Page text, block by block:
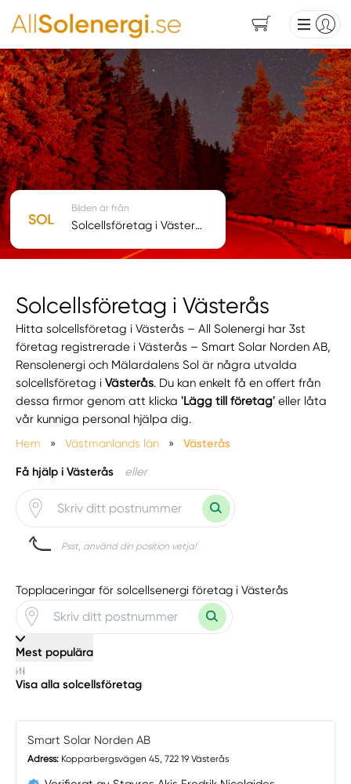
Solcellsföretag i Västerås
Hitta solcellsföretag i Västerås – All Solenergi har 3st
företag registrerade i Västerås – Smart Solar Norden AB,
Rensolenergi och Mälardalens Sol är några utvalda
solcellsföretag iVästerås. Du kan enkelt få en offert från
dessa firmor genom att klicka'Lägg till företag' eller låta
vår kunniga personal hjälpa dig.
Hem
» Västmanlands län » Västerås
Få hjälp i Västerås eller
Psst, använd din position vetja!
Bilden är från
Solcellsföretag i Västerås
Topplaceringar för solcellsenergi företag i Västerås
Mest populära
Visa alla solcellsföretag
Smart Solar Norden AB
Adress:Kopparbergsvägen 45, 722 19 Västerås